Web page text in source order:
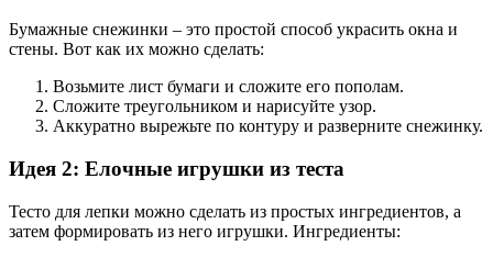
Бумажные снежинки – это простой способ украсить окна и
стены. Вот как их можно сделать:
Возьмите лист бумаги и сложите его пополам.
Сложите треугольником и нарисуйте узор.
Аккуратно вырежьте по контуру и разверните снежинку.
Идея 2: Елочные игрушки из теста
Тесто для лепки можно сделать из простых ингредиентов, а
затем формировать из него игрушки. Ингредиенты: